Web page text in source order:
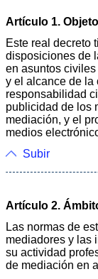
Artículo 1.
Este real decreto
disposiciones de
en asuntos
y el alcance de la
responsabilidad
publicidad de los
mediación, y el
medios
Subir
Artículo 2.
Las normas de
mediadores y las
su actividad
de mediación en